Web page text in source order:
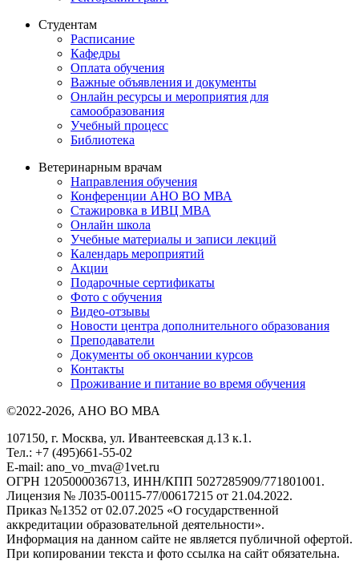
Студентам
Расписание
Кафедры
Оплата обучения
Важные объявления и документы
Онлайн ресурсы и мероприятия для
самообразования
Учебный процесс
Библиотека
Ветеринарным врачам
Направления обучения
Конференции АНО ВО МВА
Стажировка в ИВЦ МВА
Онлайн школа
Учебные материалы и записи лекций
Календарь мероприятий
Акции
Подарочные сертификаты
Фото с обучения
Видео-отзывы
Новости центра дополнительного образования
Преподаватели
Документы об окончании курсов
Контакты
Проживание и питание во время обучения
©2022-2026, АНО ВО МВА
107150, г. Москва, ул. Ивантеевская д.13 к.1.
Тел.: +7 (495)661-55-02
E-mail: ano_vo_mva@1vet.ru
ОГРН 1205000036713, ИНН/КПП 5027285909/771801001.
Лицензия № Л035-00115-77/00617215 от 21.04.2022.
Приказ №1352 от 02.07.2025 «О государственной
аккредитации образовательной деятельности».
Информация на данном сайте не является публичной офертой.
При копировании текста и фото ссылка на сайт обязательна.